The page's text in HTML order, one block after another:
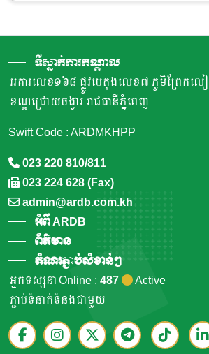
ទីស្នាក់ការកណ្តាល
អគារលេខ១៦៨ ផ្លូវបេតុងលេខ៧ ភូមិព្រែកល
ខណ្ឌជ្រោយចង្វារ រាជធានីភ្នំពេញ
Swift Code : ARDMKHPP
023 220 810/811
023 224 628 (Fax)
admin@ardb.com.kh
អំពី ARDB
ព័ត៌មាន
តំណរភ្ជាប់សំខាន់ៗ
អ្នកទស្សនា Online : 487
Active
ភ្ជាប់ទំនាក់ទំនងជាមួយ